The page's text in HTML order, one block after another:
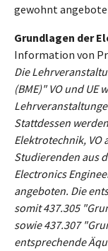
gewohnt
Grundlagen der
Information von
Die
(BME)" VO und UE
Stattdessen
Elektrotechnik, VO
Studierenden aus
Electronics
angeboten. Die
somit 437.305
sowie 437.307
entsprechende